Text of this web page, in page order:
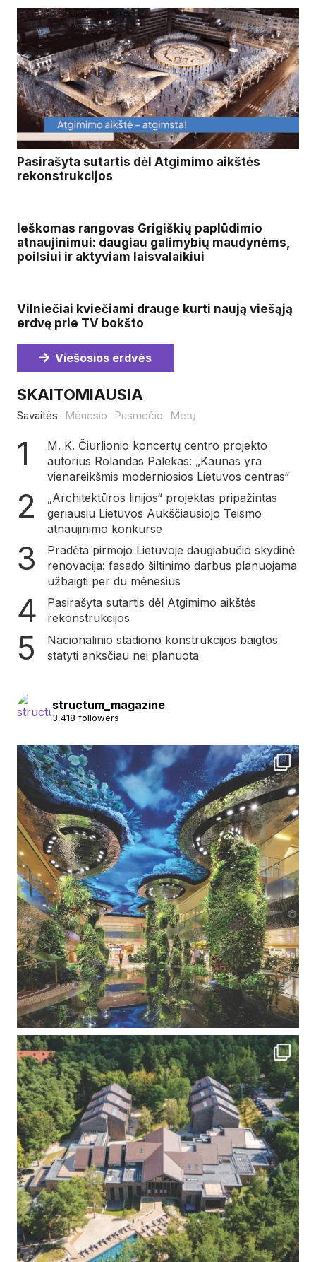
Pasirašyta sutartis dėl Atgimimo aikštės
rekonstrukcijos
Ieškomas rangovas Grigiškių paplūdimio
atnaujinimui: daugiau galimybių maudynėms,
poilsiui ir aktyviam laisvalaikiui
Vilniečiai kviečiami drauge kurti naują viešąją
erdvę prie TV bokšto
Viešosios erdvės
SKAITOMIAUSIA
Savaitės Mėnesio Pusmečio Metų
M. K. Čiurlionio koncertų centro projekto
autorius Rolandas Palekas: „Kaunas yra
vienareikšmis moderniosios Lietuvos centras“
„Architektūros linijos“ projektas pripažintas
geriausiu Lietuvos Aukščiausiojo Teismo
atnaujinimo konkurse
Pradėta pirmojo Lietuvoje daugiabučio skydinė
renovacija: fasado šiltinimo darbus planuojama
užbaigti per du mėnesius
Pasirašyta sutartis dėl Atgimimo aikštės
rekonstrukcijos
Nacionalinio stadiono konstrukcijos baigtos
statyti anksčiau nei planuota
structum_magazine
3,418 followers